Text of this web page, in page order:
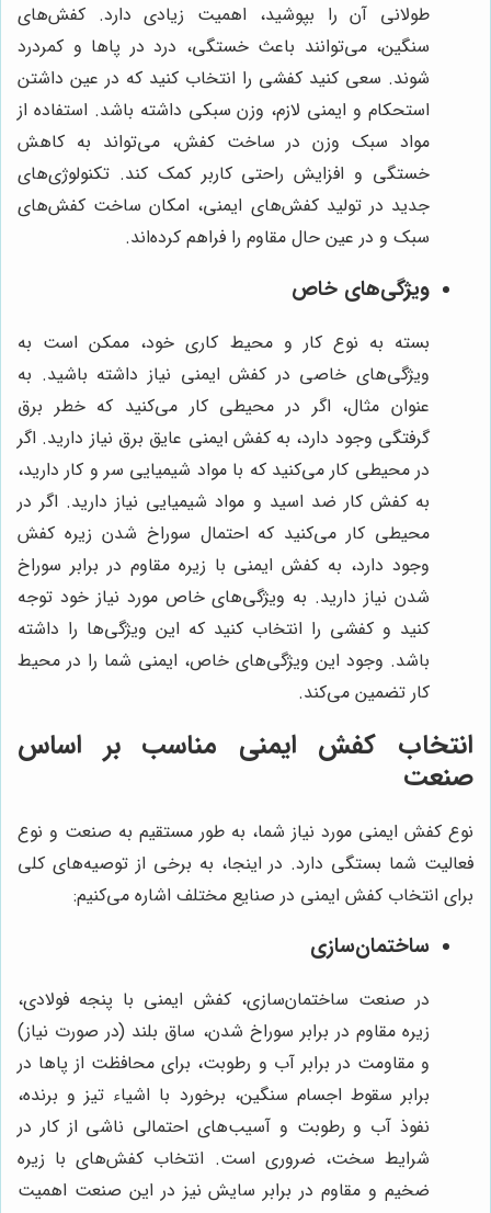
طولانی آن را بپوشید، اهمیت زیادی دارد. کفش‌های
سنگین، می‌توانند باعث خستگی، درد در پاها و کمردرد
شوند. سعی کنید کفشی را انتخاب کنید که در عین داشتن
استحکام و ایمنی لازم، وزن سبکی داشته باشد. استفاده از
مواد سبک وزن در ساخت کفش، می‌تواند به کاهش
خستگی و افزایش راحتی کاربر کمک کند. تکنولوژی‌های
جدید در تولید کفش‌های ایمنی، امکان ساخت کفش‌های
سبک و در عین حال مقاوم را فراهم کرده‌اند.
ویژگی‌های خاص
بسته به نوع کار و محیط کاری خود، ممکن است به
ویژگی‌های خاصی در کفش ایمنی نیاز داشته باشید. به
عنوان مثال، اگر در محیطی کار می‌کنید که خطر برق
گرفتگی وجود دارد، به کفش ایمنی عایق برق نیاز دارید. اگر
در محیطی کار می‌کنید که با مواد شیمیایی سر و کار دارید،
به کفش کار ضد اسید و مواد شیمیایی نیاز دارید. اگر در
محیطی کار می‌کنید که احتمال سوراخ شدن زیره کفش
وجود دارد، به کفش ایمنی با زیره مقاوم در برابر سوراخ
شدن نیاز دارید. به ویژگی‌های خاص مورد نیاز خود توجه
کنید و کفشی را انتخاب کنید که این ویژگی‌ها را داشته
باشد. وجود این ویژگی‌های خاص، ایمنی شما را در محیط
کار تضمین می‌کند.
انتخاب کفش ایمنی مناسب بر اساس
صنعت
نوع کفش ایمنی مورد نیاز شما، به طور مستقیم به صنعت و نوع
فعالیت شما بستگی دارد. در اینجا، به برخی از توصیه‌های کلی
برای انتخاب کفش ایمنی در صنایع مختلف اشاره می‌کنیم:
ساختمان‌سازی
در صنعت ساختمان‌سازی، کفش ایمنی با پنجه فولادی،
زیره مقاوم در برابر سوراخ شدن، ساق بلند (در صورت نیاز)
و مقاومت در برابر آب و رطوبت، برای محافظت از پاها در
برابر سقوط اجسام سنگین، برخورد با اشیاء تیز و برنده،
نفوذ آب و رطوبت و آسیب‌های احتمالی ناشی از کار در
شرایط سخت، ضروری است. انتخاب کفش‌های با زیره
ضخیم و مقاوم در برابر سایش نیز در این صنعت اهمیت